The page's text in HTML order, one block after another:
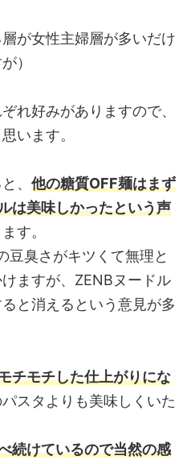
が女性主婦層が多いだけ
）
れ好みがありますので、
います。
、 他の糖質OFF麺はまず
は美味しかったという声
す。
豆臭さがキツくて無理と
ますが、ZENBヌードル
と消えるという意見が多
チモチした仕上がりにな
スタよりも美味しくいた
続けているので当然の感